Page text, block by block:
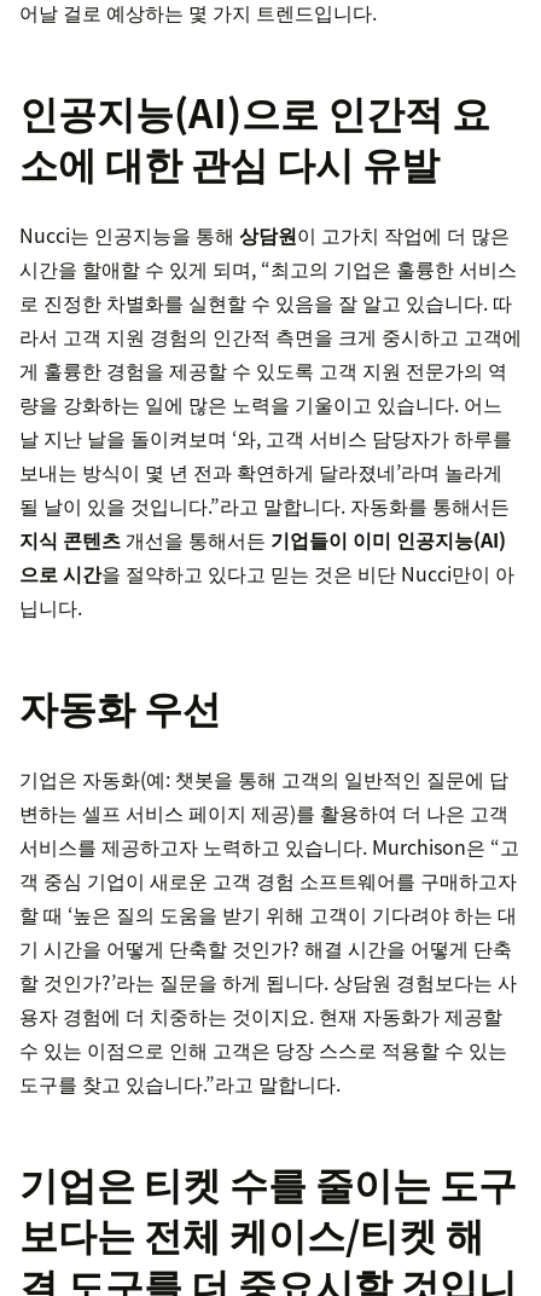
어날 걸로 예상하는 몇 가지 트렌드입니다.
인공지능(AI)으로 인간적 요
소에 대한 관심 다시 유발
Nucci는 인공지능을 통해 상담원이 고가치 작업에 더 많은
시간을 할애할 수 있게 되며, “최고의 기업은 훌륭한 서비스
로 진정한 차별화를 실현할 수 있음을 잘 알고 있습니다. 따
라서 고객 지원 경험의 인간적 측면을 크게 중시하고 고객에
게 훌륭한 경험을 제공할 수 있도록 고객 지원 전문가의 역
량을 강화하는 일에 많은 노력을 기울이고 있습니다. 어느
날 지난 날을 돌이켜보며 ‘와, 고객 서비스 담당자가 하루를
보내는 방식이 몇 년 전과 확연하게 달라졌네’라며 놀라게
될 날이 있을 것입니다.”라고 말합니다. 자동화를 통해서든
지식 콘텐츠 개선을 통해서든 기업들이 이미 인공지능(AI)
으로시간을 절약하고 있다고 믿는 것은 비단 Nucci만이 아
닙니다.
자동화 우선
기업은 자동화(예: 챗봇을 통해 고객의 일반적인 질문에 답
변하는 셀프 서비스 페이지 제공)를 활용하여 더 나은 고객
서비스를 제공하고자 노력하고 있습니다. Murchison은 “고
객 중심 기업이 새로운 고객 경험 소프트웨어를 구매하고자
할 때 ‘높은 질의 도움을 받기 위해 고객이 기다려야 하는 대
기 시간을 어떻게 단축할 것인가? 해결 시간을 어떻게 단축
할 것인가?’라는 질문을 하게 됩니다. 상담원 경험보다는 사
용자 경험에 더 치중하는 것이지요. 현재 자동화가 제공할
수 있는 이점으로 인해 고객은 당장 스스로 적용할 수 있는
도구를 찾고 있습니다.”라고 말합니다.
기업은 티켓 수를 줄이는 도구
보다는 전체 케이스/티켓 해